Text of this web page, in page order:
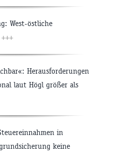
West-östliche
+++
Herausforderungen
laut Högl größer als
in
keine